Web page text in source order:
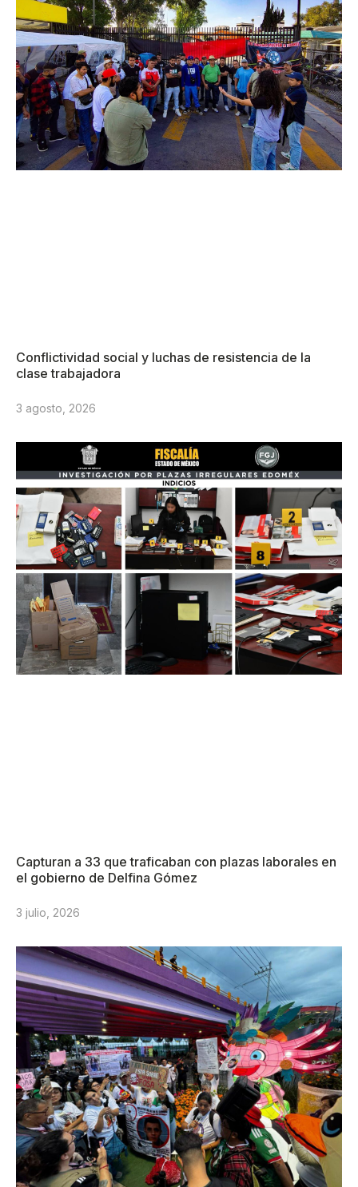
Conflictividad social y luchas de resistencia de la
clase trabajadora
3 agosto, 2026
Capturan a 33 que traficaban con plazas laborales en
el gobierno de Delfina Gómez
3 julio, 2026